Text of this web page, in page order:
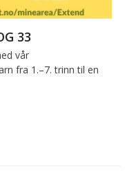
33
vår
fra 1.–7. trinn til en